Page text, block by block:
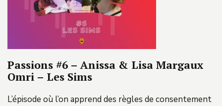
Passions #6 – Anissa & Lisa Margaux
Omri – Les Sims
L’épisode où l’on apprend des règles de consentement